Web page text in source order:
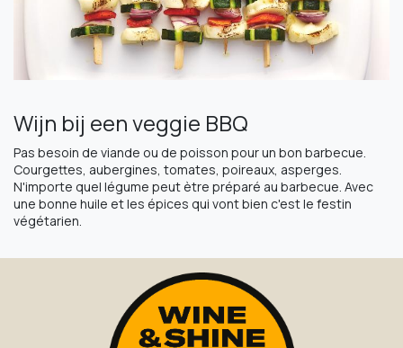
Wijn bij een veggie BBQ
Pas besoin de viande ou de poisson pour un bon barbecue.
Courgettes, aubergines, tomates, poireaux, asperges.
N'importe quel légume peut ètre préparé au barbecue. Avec
une bonne huile et les épices qui vont bien c'est le festin
végétarien.